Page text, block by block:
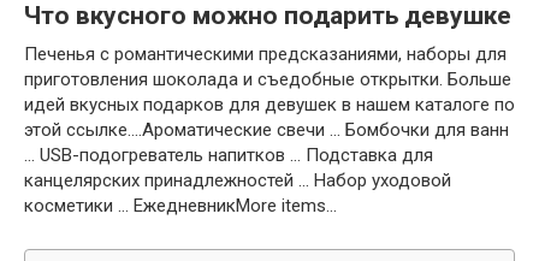
Что вкусного можно подарить девушке
Печенья с романтическими предсказаниями, наборы для
приготовления шоколада и съедобные открытки. Больше
идей вкусных подарков для девушек в нашем каталоге по
этой ссылке….Ароматические свечи … Бомбочки для ванн
… USB-подогреватель напитков … Подставка для
канцелярских принадлежностей … Набор уходовой
косметики … ЕжедневникMore items…